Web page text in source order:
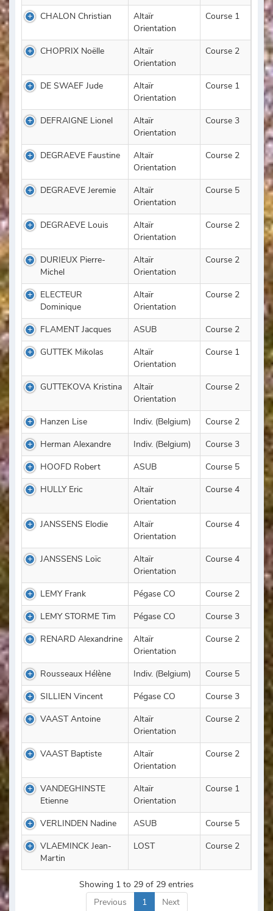
CHALON Christian
Altaïr
Orientation
Course 1
CHOPRIX Noëlle
Altaïr
Orientation
Course 2
DE SWAEF Jude
Altaïr
Orientation
Course 1
DEFRAIGNE Lionel
Altaïr
Orientation
Course 3
DEGRAEVE Faustine
Altaïr
Orientation
Course 2
DEGRAEVE Jeremie
Altaïr
Orientation
Course 5
DEGRAEVE Louis
Altaïr
Orientation
Course 2
DURIEUX Pierre-
Michel
Altaïr
Orientation
Course 2
ELECTEUR
Dominique
Altaïr
Orientation
Course 2
FLAMENT Jacques ASUB
Course 2
GUTTEK Mikolas
Altaïr
Orientation
Course 1
GUTTEKOVA Kristina
Altaïr
Orientation
Course 2
Hanzen Lise Indiv. (Belgium)
Course 2
Herman Alexandre
Indiv. (Belgium)
Course 3
HOOFD Robert
ASUB
Course 5
HULLY Eric
Altaïr
Orientation
Course 4
JANSSENS Elodie
Altaïr
Orientation
Course 4
JANSSENS Loïc
Altaïr
Orientation
Course 4
LEMY Frank Pégase CO
Course 2
LEMY STORME Tim
Pégase CO
Course 3
RENARD Alexandrine
Altaïr
Orientation
Course 2
Rousseaux Hélène Indiv. (Belgium)
Course 5
SILLIEN Vincent
Pégase CO
Course 3
VAAST Antoine
Altaïr
Orientation
Course 2
VAAST Baptiste
Altaïr
Orientation
Course 2
VANDEGHINSTE
Etienne
Altaïr
Orientation
Course 1
VERLINDEN Nadine ASUB
Course 5
VLAEMINCK Jean-
Martin
LOST Course 2
Showing 1 to 29 of 29 entries
Previous
1 Next